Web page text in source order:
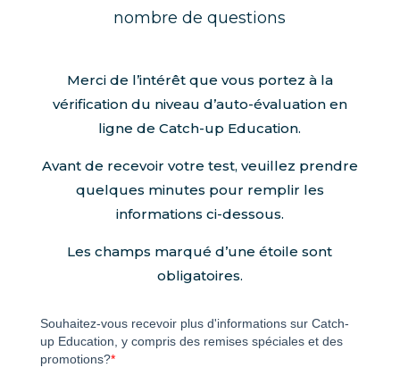
nombre de questions
Merci de l’intérêt que vous portez à la
vérification du niveau d’auto-évaluation en
ligne de Catch-up Education.
Avant de recevoir votre test, veuillez prendre
quelques minutes pour remplir les
informations ci-dessous.
Les champs marqué d’une étoile sont
obligatoires.